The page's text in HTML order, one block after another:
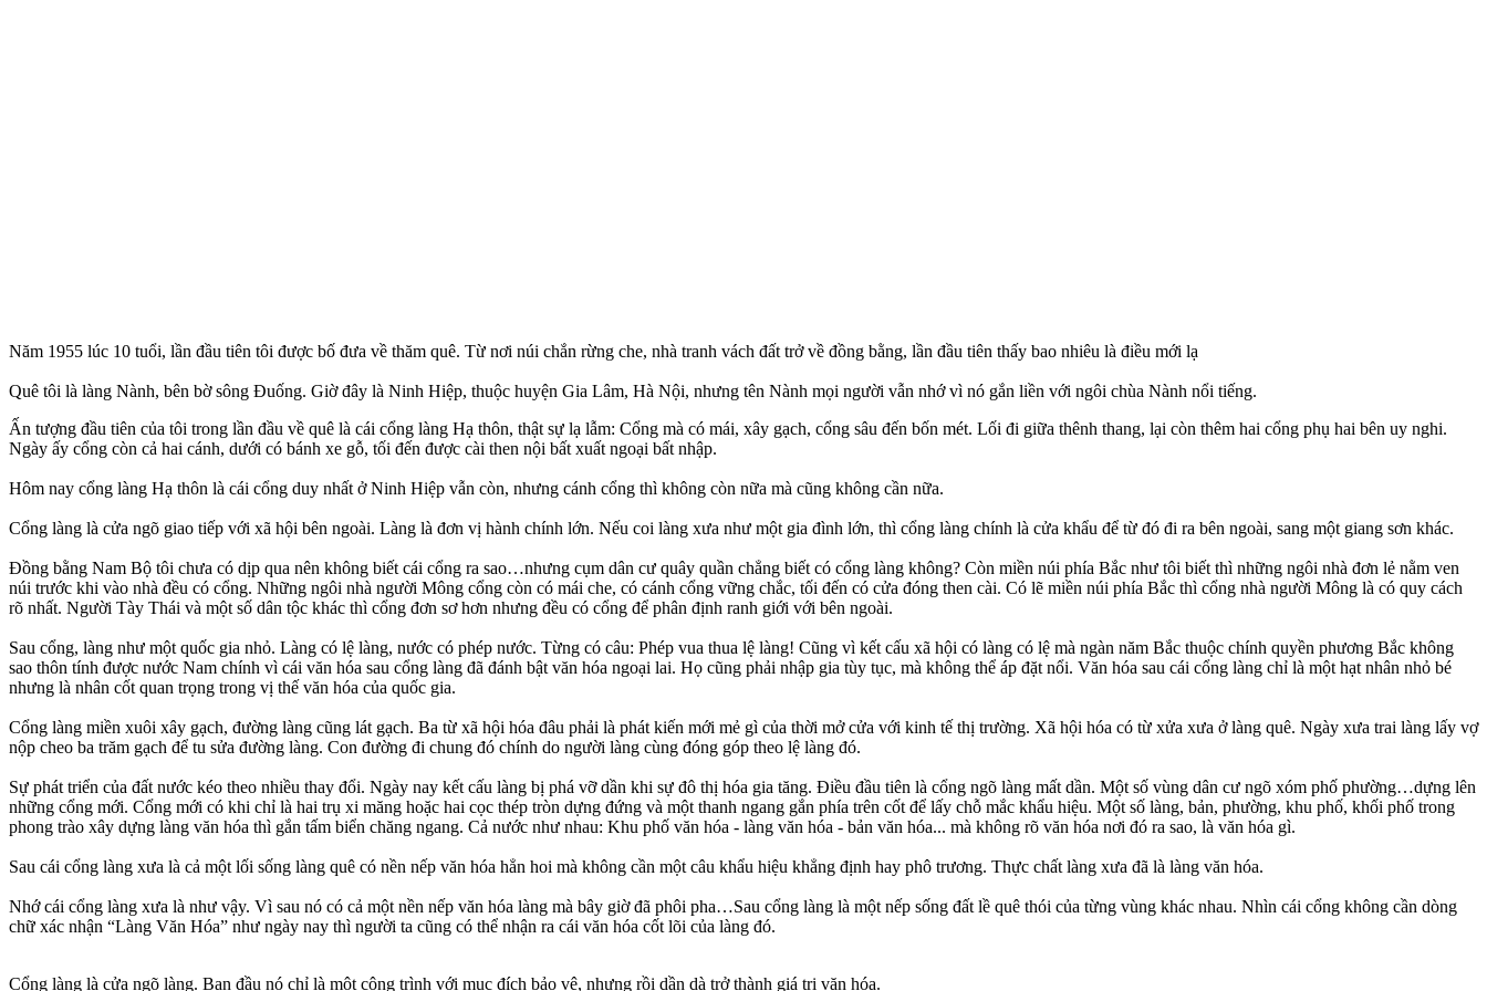
Năm 1955 lúc 10 tuổi, lần đầu tiên tôi được bố đưa về thăm quê. Từ nơi núi chắn rừng che, nhà tranh vách đất trở về đồng bằng, lần đầu tiên thấy bao nhiêu là điều mới lạ
Quê tôi là làng Nành, bên bờ sông Đuống. Giờ đây là Ninh Hiệp, thuộc huyện Gia Lâm, Hà Nội, nhưng tên Nành mọi người vẫn nhớ vì nó gắn liền với ngôi chùa Nành nổi tiếng.
Ấn tượng đầu tiên của tôi trong lần đầu về quê là cái cổng làng Hạ thôn, thật sự lạ lẫm: Cổng mà có mái, xây gạch, cổng sâu đến bốn mét. Lối đi giữa thênh thang, lại còn thêm hai cổng phụ hai bên uy nghi.
Ngày ấy cổng còn cả hai cánh, dưới có bánh xe gỗ, tối đến được cài then nội bất xuất ngoại bất nhập.
Hôm nay cổng làng Hạ thôn là cái cổng duy nhất ở Ninh Hiệp vẫn còn, nhưng cánh cổng thì không còn nữa mà cũng không cần nữa.
Cổng làng là cửa ngõ giao tiếp với xã hội bên ngoài. Làng là đơn vị hành chính lớn. Nếu coi làng xưa như một gia đình lớn, thì cổng làng chính là cửa khẩu để từ đó đi ra bên ngoài, sang một giang sơn khác.
Đồng bằng Nam Bộ tôi chưa có dịp qua nên không biết cái cổng ra sao…nhưng cụm dân cư quây quần chẳng biết có cổng làng không? Còn miền núi phía Bắc như tôi biết thì những ngôi nhà đơn lẻ nằm ven
núi trước khi vào nhà đều có cổng. Những ngôi nhà người Mông cổng còn có mái che, có cánh cổng vững chắc, tối đến có cửa đóng then cài. Có lẽ miền núi phía Bắc thì cổng nhà người Mông là có quy cách
rõ nhất. Người Tày Thái và một số dân tộc khác thì cổng đơn sơ hơn nhưng đều có cổng để phân định ranh giới với bên ngoài.
Sau cổng, làng như một quốc gia nhỏ. Làng có lệ làng, nước có phép nước. Từng có câu: Phép vua thua lệ làng! Cũng vì kết cấu xã hội có làng có lệ mà ngàn năm Bắc thuộc chính quyền phương Bắc không
sao thôn tính được nước Nam chính vì cái văn hóa sau cổng làng đã đánh bật văn hóa ngoại lai. Họ cũng phải nhập gia tùy tục, mà không thể áp đặt nổi. Văn hóa sau cái cổng làng chỉ là một hạt nhân nhỏ bé
nhưng là nhân cốt quan trọng trong vị thế văn hóa của quốc gia.
Cổng làng miền xuôi xây gạch, đường làng cũng lát gạch. Ba từ xã hội hóa đâu phải là phát kiến mới mẻ gì của thời mở cửa với kinh tế thị trường. Xã hội hóa có từ xửa xưa ở làng quê. Ngày xưa trai làng lấy vợ
nộp cheo ba trăm gạch để tu sửa đường làng. Con đường đi chung đó chính do người làng cùng đóng góp theo lệ làng đó.
Sự phát triển của đất nước kéo theo nhiều thay đổi. Ngày nay kết cấu làng bị phá vỡ dần khi sự đô thị hóa gia tăng. Điều đầu tiên là cổng ngõ làng mất dần. Một số vùng dân cư ngõ xóm phố phường…dựng lên
những cổng mới. Cổng mới có khi chỉ là hai trụ xi măng hoặc hai cọc thép tròn dựng đứng và một thanh ngang gắn phía trên cốt để lấy chỗ mắc khẩu hiệu. Một số làng, bản, phường, khu phố, khối phố trong
phong trào xây dựng làng văn hóa thì gắn tấm biển chăng ngang. Cả nước như nhau: Khu phố văn hóa - làng văn hóa - bản văn hóa... mà không rõ văn hóa nơi đó ra sao, là văn hóa gì.
Sau cái cổng làng xưa là cả một lối sống làng quê có nền nếp văn hóa hẳn hoi mà không cần một câu khẩu hiệu khẳng định hay phô trương. Thực chất làng xưa đã là làng văn hóa.
Nhớ cái cổng làng xưa là như vậy. Vì sau nó có cả một nền nếp văn hóa làng mà bây giờ đã phôi pha…Sau cổng làng là một nếp sống đất lề quê thói của từng vùng khác nhau. Nhìn cái cổng không cần dòng
chữ xác nhận “Làng Văn Hóa” như ngày nay thì người ta cũng có thể nhận ra cái văn hóa cốt lõi của làng đó.
Cổng làng là cửa ngõ làng. Ban đầu nó chỉ là một công trình với mục đích bảo vệ, nhưng rồi dần dà trở thành giá trị văn hóa.